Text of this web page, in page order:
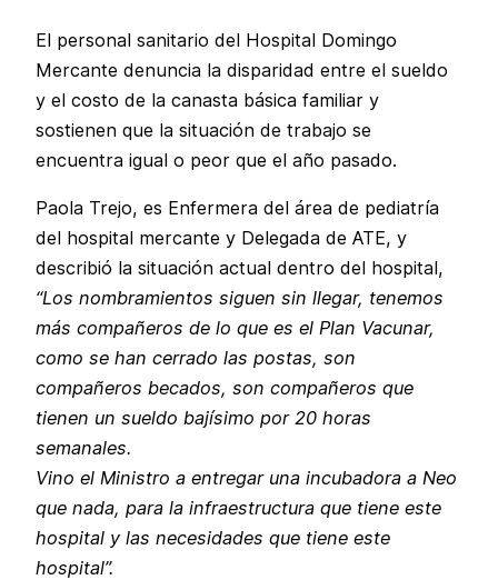
El personal sanitario del Hospital Domingo
Mercante denuncia la disparidad entre el sueldo
y el costo de la canasta básica familiar y
sostienen que la situación de trabajo se
encuentra igual o peor que el año pasado.
Paola Trejo, es Enfermera del área de pediatría
del hospital mercante y Delegada de ATE, y
describió la situación actual dentro del hospital,
“Los nombramientos siguen sin llegar, tenemos
más compañeros de lo que es el Plan Vacunar,
como se han cerrado las postas, son
compañeros becados, son compañeros que
tienen un sueldo bajísimo por 20 horas
semanales.
Vino el Ministro a entregar una incubadora a Neo
que nada, para la infraestructura que tiene este
hospital y las necesidades que tiene este
hospital”.